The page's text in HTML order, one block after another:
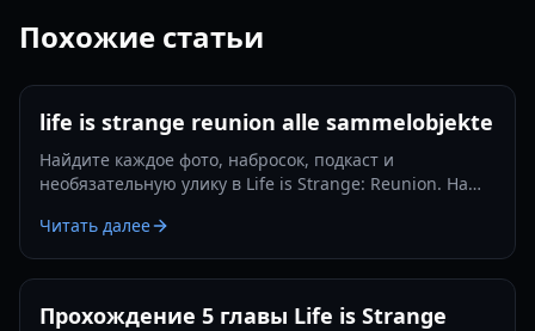
Похожие статьи
life is strange reunion alle sammelobjekte
Найдите каждое фото, набросок, подкаст и
необязательную улику в Life is Strange: Reunion. Наше
достижение.
Читать далее
Прохождение 5 главы Life is Strange